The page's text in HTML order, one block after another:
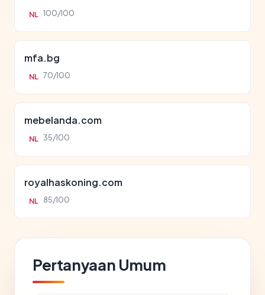
NL 100/100
mfa.bg
NL 70/100
mebelanda.com
NL 35/100
royalhaskoning.com
NL 85/100
Pertanyaan Umum